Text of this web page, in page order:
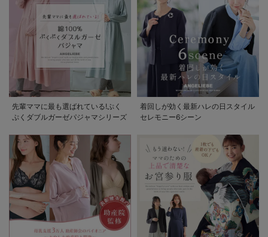
先輩ママに最も選ばれている!ぷく
ぷくダブルガーゼパジャマシリーズ
着回しが効く最新ハレの日スタイル
セレモニー6シーン